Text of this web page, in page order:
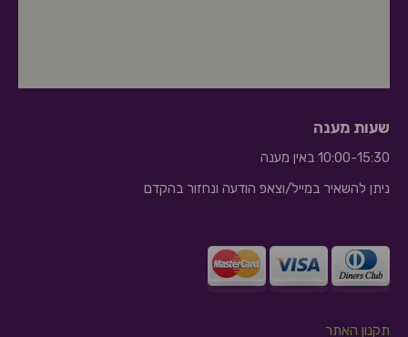
שעות מענה
10:00-15:30 באין מענה
ניתן להשאיר במייל/וצאפ הודעה ונחזור בהקדם
תקנון האתר